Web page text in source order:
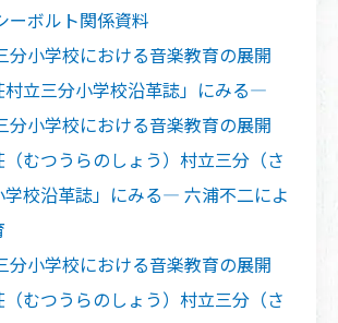
ボルト関係資料
分小学校における音楽教育の展開
立三分小学校沿革誌」にみる―
分小学校における音楽教育の展開
むつうらのしょう）村立三分（さ
学校沿革誌」にみる― 六浦不二によ
分小学校における音楽教育の展開
むつうらのしょう）村立三分（さ